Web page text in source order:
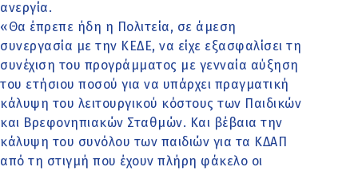
ανεργία.
«Θα έπρεπε ήδη η Πολιτεία, σε άμεση
συνεργασία με την ΚΕΔΕ, να είχε εξασφαλίσει τη
συνέχιση του προγράμματος με γενναία αύξηση
του ετήσιου ποσού για να υπάρχει πραγματική
κάλυψη του λειτουργικού κόστους των Παιδικών
και Βρεφονηπιακών Σταθμών. Και βέβαια την
κάλυψη του συνόλου των παιδιών για τα ΚΔΑΠ
από τη στιγμή που έχουν πλήρη φάκελο οι